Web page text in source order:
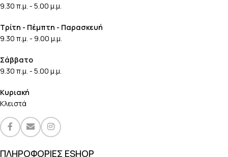
9.30 π.μ. - 5.00 μ.μ.
Τρίτη - Πέμπτη - Παρασκευή
9.30 π.μ. - 9.00 μ.μ.
Σάββατο
9.30 π.μ. - 5.00 μ.μ.
Κυριακή
Κλειστά
ΠΛΗΡΟΦΟΡΙΕΣ ESHOP